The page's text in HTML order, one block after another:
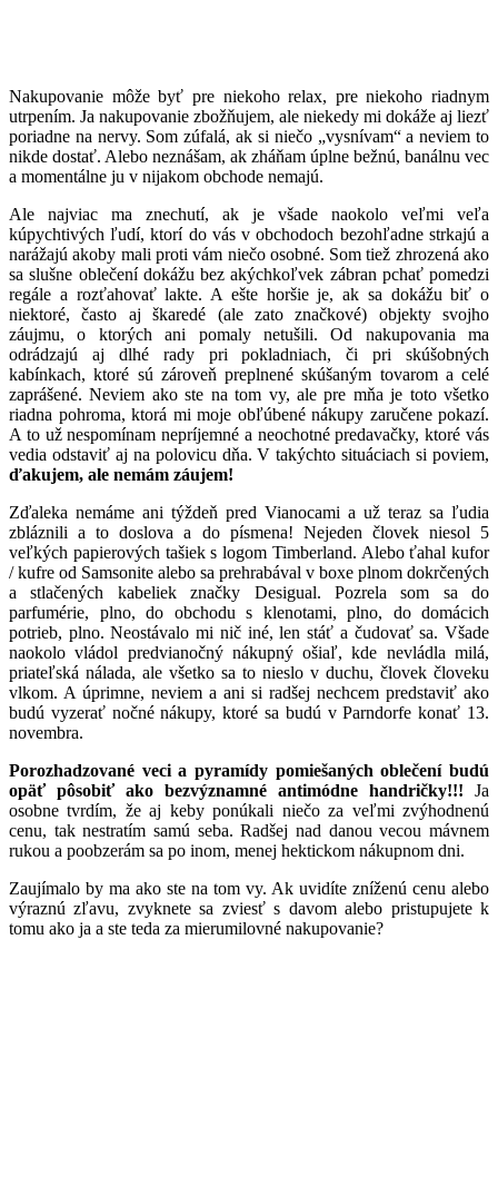
Nakupovanie môže byť pre niekoho relax, pre niekoho riadnym
utrpením. Ja nakupovanie zbožňujem, ale niekedy mi dokáže aj liezť
poriadne na nervy. Som zúfalá, ak si niečo „vysnívam“ a neviem to
nikde dostať. Alebo neznášam, ak zháňam úplne bežnú, banálnu vec
a momentálne ju v nijakom obchode nemajú.
Ale najviac ma znechutí, ak je všade naokolo veľmi veľa
kúpychtivých ľudí, ktorí do vás v obchodoch bezohľadne strkajú a
narážajú akoby mali proti vám niečo osobné. Som tiež zhrozená ako
sa slušne oblečení dokážu bez akýchkoľvek zábran pchať pomedzi
regále a rozťahovať lakte. A ešte horšie je, ak sa dokážu biť o
niektoré, často aj škaredé (ale zato značkové) objekty svojho
záujmu, o ktorých ani pomaly netušili. Od nakupovania ma
odrádzajú aj dlhé rady pri pokladniach, či pri skúšobných
kabínkach, ktoré sú zároveň preplnené skúšaným tovarom a celé
zaprášené. Neviem ako ste na tom vy, ale pre mňa je toto všetko
riadna pohroma, ktorá mi moje obľúbené nákupy zaručene pokazí.
A to už nespomínam nepríjemné a neochotné predavačky, ktoré vás
vedia odstaviť aj na polovicu dňa. V takýchto situáciach si poviem,
ďakujem, ale nemám záujem!
Zďaleka nemáme ani týždeň pred Vianocami a už teraz sa ľudia
zbláznili a to doslova a do písmena! Nejeden človek niesol 5
veľkých papierových tašiek s logom Timberland. Alebo ťahal kufor
/ kufre od Samsonite alebo sa prehrabával v boxe plnom dokrčených
a stlačených kabeliek značky Desigual. Pozrela som sa do
parfumérie, plno, do obchodu s klenotami, plno, do domácich
potrieb, plno. Neostávalo mi nič iné, len stáť a čudovať sa. Všade
naokolo vládol predvianočný nákupný ošiaľ, kde nevládla milá,
priateľská nálada, ale všetko sa to nieslo v duchu, človek človeku
vlkom. A úprimne, neviem a ani si radšej nechcem predstaviť ako
budú vyzerať nočné nákupy, ktoré sa budú v Parndorfe konať 13.
novembra.
Porozhadzované veci a pyramídy pomiešaných oblečení budú
opäť pôsobiť ako bezvýznamné antimódne handričky!!! Ja
osobne tvrdím, že aj keby ponúkali niečo za veľmi zvýhodnenú
cenu, tak nestratím samú seba. Radšej nad danou vecou mávnem
rukou a poobzerám sa po inom, menej hektickom nákupnom dni.
Zaujímalo by ma ako ste na tom vy. Ak uvidíte zníženú cenu alebo
výraznú zľavu, zvyknete sa zviesť s davom alebo pristupujete k
tomu ako ja a ste teda za mierumilovné nakupovanie?